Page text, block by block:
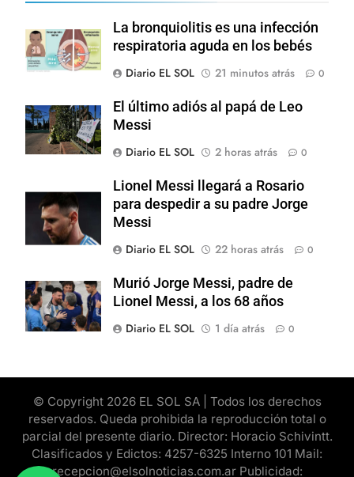
La bronquiolitis es una infección
respiratoria aguda en los bebés
Diario EL SOL
21 minutos atrás 0
El último adiós al papá de Leo
Messi
Diario EL SOL
2 horas atrás 0
Lionel Messi llegará a Rosario
para despedir a su padre Jorge
Messi
Diario EL SOL
22 horas atrás 0
Murió Jorge Messi, padre de
Lionel Messi, a los 68 años
Diario EL SOL
1 día atrás 0
© Copyright 2026 EL SOL SA | Todos los derechos
reservados. Queda prohibida la reproducción total o
parcial del presente diario. Director: Horacio Schivintt.
Clasificados y Edictos: 4257-6325 Interno 101 Mail:
recepcion@elsolnoticias.com.ar Publicidad: